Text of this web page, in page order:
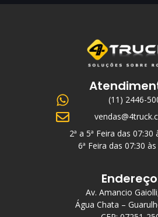
(11) 2446-
2ª a 5ª Feira das 07:30
6ª Feira das 07:30
Av. Amancio
Água Chata –